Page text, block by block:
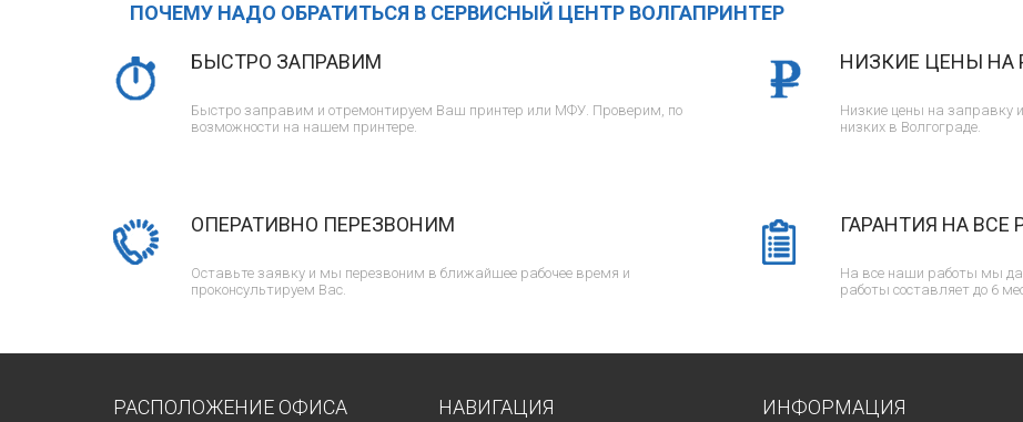
ПОЧЕМУ НАДО ОБРАТИТЬСЯ В СЕРВИСНЫЙ ЦЕНТР ВОЛГАПРИНТЕР
БЫСТРО ЗАПРАВИМ
Быстро заправим и отремонтируем Ваш принтер или МФУ. Проверим, по
возможности на нашем принтере.
ОПЕРАТИВНО ПЕРЕЗВОНИМ
Оставьте заявку и мы перезвоним в ближайшее рабочее время и
проконсультируем Вас.
НИЗКИЕ ЦЕНЫ НА
Низкие цены на заправку
низких в Волгограде.
ГАРАНТИЯ НА ВСЕ
На все наши работы мы
работы составляет до 6
РАСПОЛОЖЕНИЕ ОФИСА НАВИГАЦИЯ ИНФОРМАЦИЯ